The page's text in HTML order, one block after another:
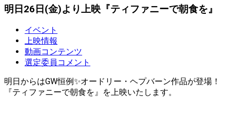
明日26日(金)より上映『ティファニーで朝食を』
イベント
上映情報
動画コンテンツ
選定委員コメント
明日からはGW恒例✨オードリー・ヘプバーン作品が登場！
『ティファニーで朝食を』を上映いたします。